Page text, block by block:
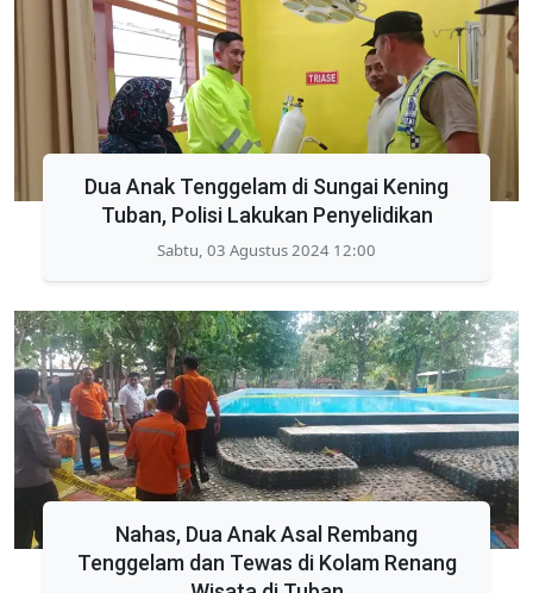
Dua Anak Tenggelam di Sungai Kening
Tuban, Polisi Lakukan Penyelidikan
Sabtu, 03 Agustus 2024 12:00
Nahas, Dua Anak Asal Rembang
Tenggelam dan Tewas di Kolam Renang